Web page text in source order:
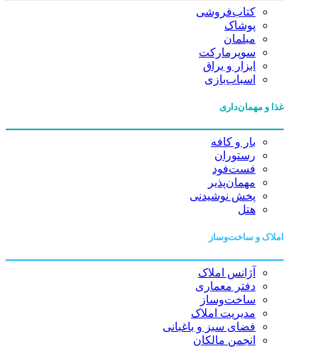
کتاب‌فروشی
پوشاک
مبلمان
سوپرمارکت
ابزار و یراق
اسباب‌بازی
غذا و مهمان‌داری
بار و کافه
رستوران
فست‌فود
مهمان‌پذیر
پخش نوشیدنی
هتل
املاک و ساخت‌وساز
آژانس املاک
دفتر معماری
ساخت‌وساز
مدیریت املاک
فضای سبز و باغبانی
انجمن مالکان